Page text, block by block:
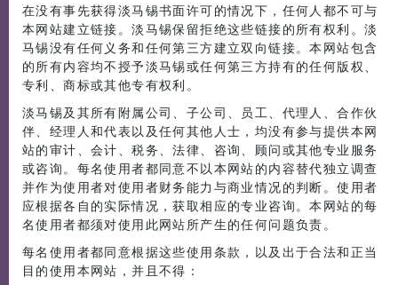
在没有事先获得淡马锡书面许可的情况下，任何人都不可与
本网站建立链接。淡马锡保留拒绝这些链接的所有权利。淡
马锡没有任何义务和任何第三方建立双向链接。本网站包含
的所有内容均不授予淡马锡或任何第三方持有的任何版权、
专利、商标或其他专有权利。
淡马锡及其所有附属公司、子公司、员工、代理人、合作伙
伴、经理人和代表以及任何其他人士，均没有参与提供本网
站的审计、会计、税务、法律、咨询、顾问或其他专业服务
或咨询。每名使用者都同意不以本网站的内容替代独立调查
并作为使用者对使用者财务能力与商业情况的判断。使用者
应根据各自的实际情况，获取相应的专业咨询。本网站的每
名使用者都须对使用此网站所产生的任何问题负责。
每名使用者都同意根据这些使用条款，以及出于合法和正当
目的使用本网站，并且不得：